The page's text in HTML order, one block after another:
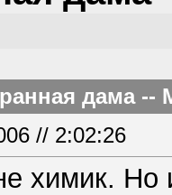
дама --
// 2:02:26
химик. Но